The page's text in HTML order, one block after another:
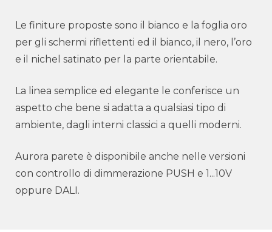
Le finiture proposte sono il bianco e la foglia oro
per gli schermi riflettenti ed il bianco, il nero, l’oro
e il nichel satinato per la parte orientabile.
La linea semplice ed elegante le conferisce un
aspetto che bene si adatta a qualsiasi tipo di
ambiente, dagli interni classici a quelli moderni.
Aurora parete è disponibile anche nelle versioni
con controllo di dimmerazione PUSH e 1...10V
oppure DALI.